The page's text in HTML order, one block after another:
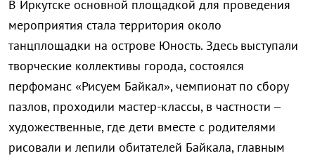
В Иркутске основной площадкой для проведения
мероприятия стала территория около
танцплощадки на острове Юность. Здесь выступали
творческие коллективы города, состоялся
перфоманс «Рисуем Байкал», чемпионат по сбору
пазлов, проходили мастер-классы, в частности –
художественные, где дети вместе с родителями
рисовали и лепили обитателей Байкала, главным